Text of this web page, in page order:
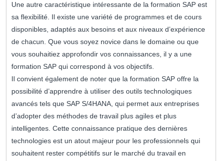
Une autre caractéristique intéressante de la formation SAP est
sa flexibilité. Il existe une variété de programmes et de cours
disponibles, adaptés aux besoins et aux niveaux d’expérience
de chacun. Que vous soyez novice dans le domaine ou que
vous souhaitiez approfondir vos connaissances, il y a une
formation SAP qui correspond à vos objectifs.
Il convient également de noter que la formation SAP offre la
possibilité d’apprendre à utiliser des outils technologiques
avancés tels que SAP S/4HANA, qui permet aux entreprises
d’adopter des méthodes de travail plus agiles et plus
intelligentes. Cette connaissance pratique des dernières
technologies est un atout majeur pour les professionnels qui
souhaitent rester compétitifs sur le marché du travail en